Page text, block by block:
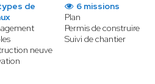
types de
neuve
6 missions
Plan
Permis de construire
Suivi de chantier